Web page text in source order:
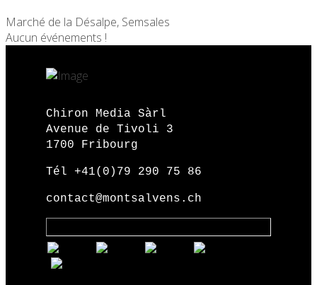
Marché de la Désalpe, Semsales
Aucun événements !
Chiron Media Sàrl
Avenue de Tivoli 3
1700 Fribourg
Tél +41(0)79 290 75 86
contact@montsalvens.ch